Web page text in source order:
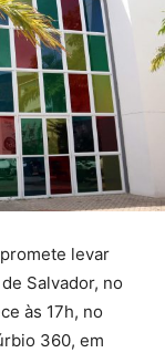
levar
Salvador, no
às 17h, no
360, em